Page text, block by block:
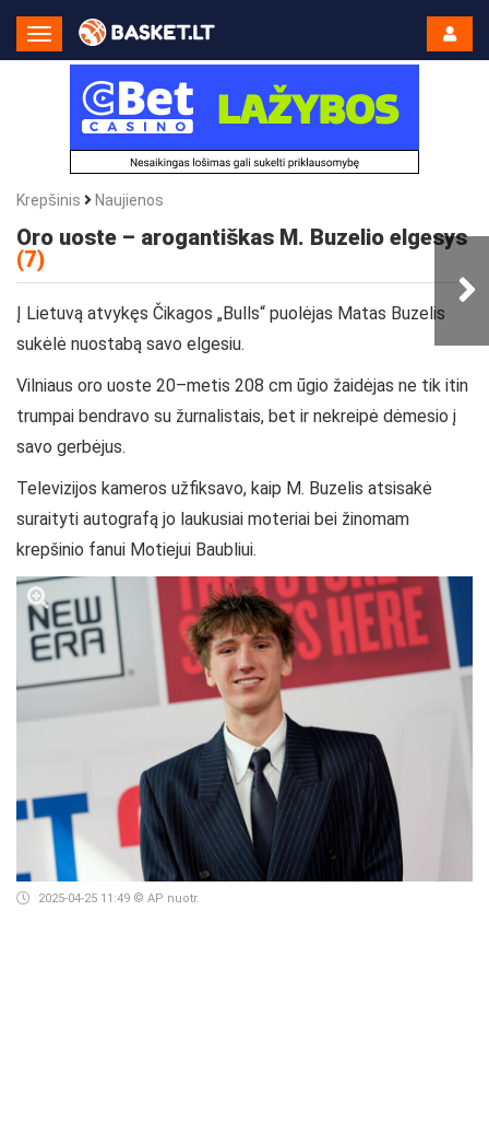
Toggle
Navigation
Krepšinis Naujienos
Oro uoste – arogantiškas M. Buzelio elgesys
(7)
Į Lietuvą atvykęs Čikagos „Bulls“ puolėjas Matas Buzelis
sukėlė nuostabą savo elgesiu.
Vilniaus oro uoste 20–metis 208 cm ūgio žaidėjas ne tik itin
trumpai bendravo su žurnalistais, bet ir nekreipė dėmesio į
savo gerbėjus.
Televizijos kameros užfiksavo, kaip M. Buzelis atsisakė
suraityti autografą jo laukusiai moteriai bei žinomam
krepšinio fanui Motiejui Baubliui.
2025-04-25 11:49 © AP nuotr.